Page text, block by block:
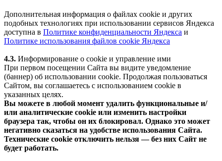
Дополнительная информация о файлах cookie и других
подобных технологиях при использовании сервисов Яндекса
доступна в Политике конфиденциальности Яндекса и
Политике использования файлов cookie Яндекса
4.3. Информирование о cookie и управление ими
При первом посещении Сайта вы видите уведомление
(баннер) об использовании cookie. Продолжая пользоваться
Сайтом, вы соглашаетесь с использованием cookie в
указанных целях.
Вы можете в любой момент удалить функциональные и/
или аналитические cookie или изменить настройки
браузера так, чтобы он их блокировал. Однако это может
негативно сказаться на удобстве использования Сайта.
Технические cookie отключить нельзя — без них Сайт не
будет работать.